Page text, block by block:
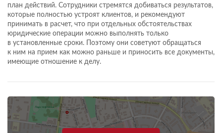
план действий. Сотрудники стремятся добиваться результатов,
которые полностью устроят клиентов, и рекомендуют
принимать в расчет, что при отдельных обстоятельствах
юридические операции можно выполнять только
в установленные сроки. Поэтому они советуют обращаться
к ним на прием как можно раньше и приносить все документы,
имеющие отношение к делу.